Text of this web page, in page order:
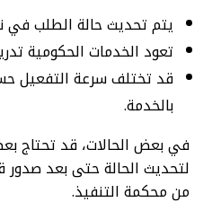
يتم تحديث حالة الطلب في
تعود الخدمات الحكومية
قد تختلف سرعة التفعيل
بالخدمة.
في بعض الحالات، قد تحتاج
لتحديث الحالة حتى بعد صدور
من محكمة التنفيذ.